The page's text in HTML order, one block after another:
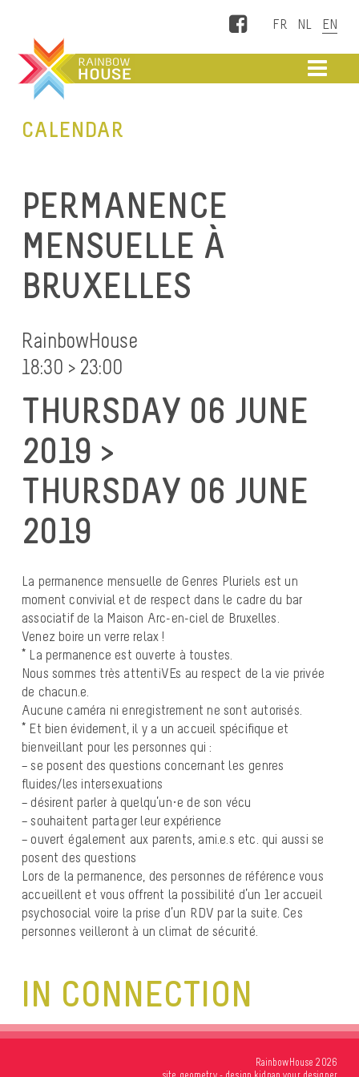
Facebook
CALENDAR
PERMANENCE
MENSUELLE À
BRUXELLES
RainbowHouse
18:30 > 23:00
THURSDAY 06 JUNE
2019 >
THURSDAY 06 JUNE
2019
La permanence mensuelle de Genres Pluriels est un
moment convivial et de respect dans le cadre du bar
associatif de la Maison Arc-en-ciel de Bruxelles.
Venez boire un verre relax !
* La permanence est ouverte à toustes.
Nous sommes très attentiVEs au respect de la vie privée
de chacun.e.
Aucune caméra ni enregistrement ne sont autorisés.
* Et bien évidement, il y a un accueil spécifique et
bienveillant pour les personnes qui :
– se posent des questions concernant les genres
fluides/les intersexuations
– désirent parler à quelqu’un·e de son vécu
– souhaitent partager leur expérience
– ouvert également aux parents, ami.e.s etc. qui aussi se
posent des questions
Lors de la permanence, des personnes de référence vous
accueillent et vous offrent la possibilité d’un 1er accueil
psychosocial voire la prise d’un RDV par la suite. Ces
personnes veilleront à un climat de sécurité.
IN CONNECTION
RainbowHouse 2026